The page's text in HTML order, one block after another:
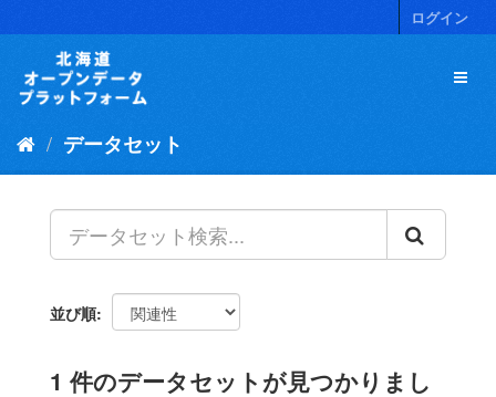
キ
ログイン
データセット
並び順
1 件のデータセットが見つかりまし